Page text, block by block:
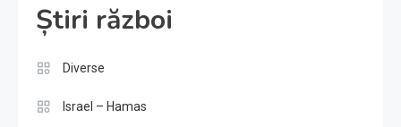
Știri război
Diverse
Israel – Hamas